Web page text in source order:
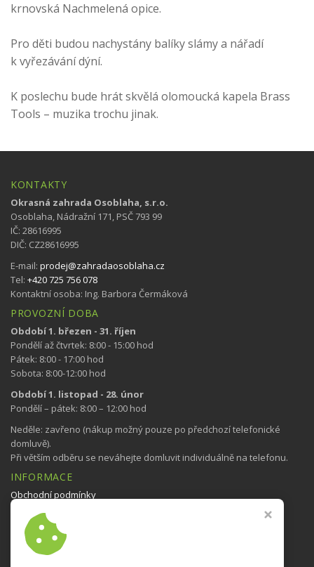
krnovská Nachmelená opice.
Pro děti budou nachystány balíky slámy a nářadí
k vyřezávání dýní.
K poslechu bude hrát skvělá olomoucká kapela Brass
Tools – muzika trochu jinak.
KONTAKTY
Okrasná zahrada Osoblaha, s.r.o.
Osoblaha, Nádražní 171, PSČ 793 99
IČ: 28616995
DIČ: CZ28616995
E-mail: prodej@zahradaosoblaha.cz
Tel: +420 725 756 078
Kontaktní osoba: Ing. Barbora Čermáková
PROVOZNÍ DOBA
Období 1. březen - 31. říjen
Pondělí až čtvrtek: 8:00 - 15:00 hod
Pátek: 8:00 - 17:00 hod
Sobota: 8:00-12:00 hod
Období 1. listopad - 28. únor
Pondělí – pátek: 8:00 – 12:00 hod
Neděle: zavřeno (nákup možný pouze po předchozí telefonické
domluvě).
Při větším odběru se neváhejte domluvit individuálně na telefonu.
INFORMACE
Obchodní podmínky
NAVŠTIVTE TAKÉ